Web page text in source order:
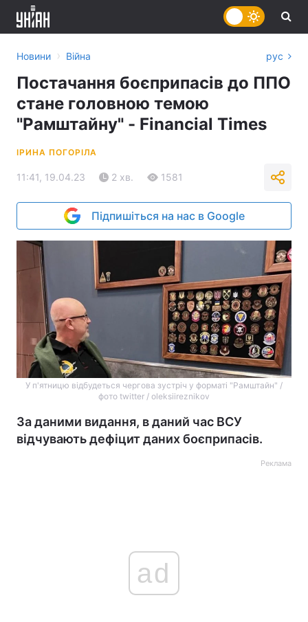
Новини › Війна рус
Постачання боєприпасів до ППО
стане головною темою
"Рамштайну" - Financial Times
ІРИНА ПОГОРІЛА
11:41, 19.04.23 2 хв. 1581
Підпишіться на нас в Google
У п'ятницю відбудеться чергова зустріч у форматі "Рамштайн" /
фото twitter / oleksiireznikov
За даними видання, в даний час ВСУ
відчувають дефіцит даних боєприпасів.
Реклама
ad